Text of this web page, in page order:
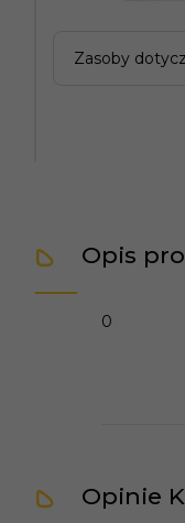
Zasoby
Opis
0
Opinie